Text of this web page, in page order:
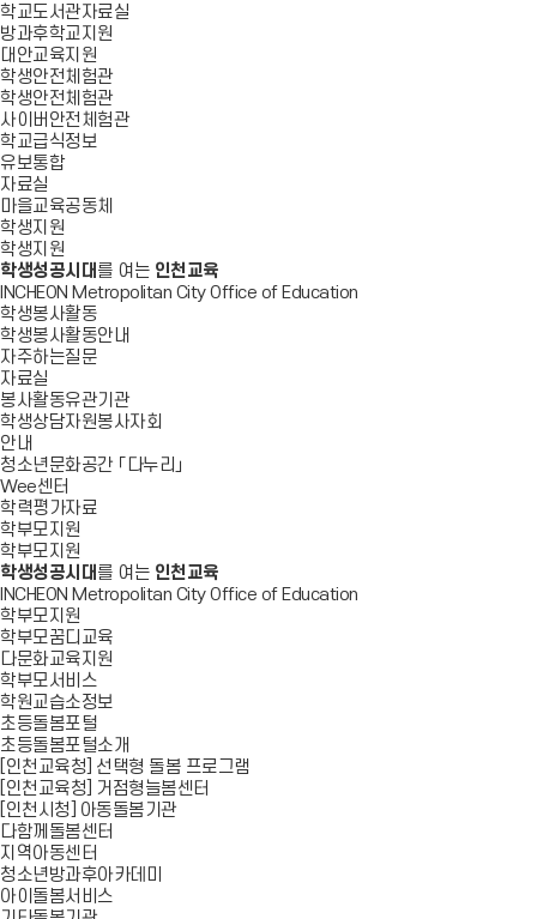
학교도서관자료실
방과후학교지원
대안교육지원
학생안전체험관
학생안전체험관
사이버안전체험관
학교급식정보
유보통합
자료실
마을교육공동체
학생지원
학생지원
학생성공시대 를 여는 인천교육
INCHEON Metropolitan City Office of Education
학생봉사활동
학생봉사활동안내
자주하는질문
자료실
봉사활동유관기관
학생상담자원봉사자회
안내
청소년문화공간 「다누리」
Wee센터
학력평가자료
학부모지원
학부모지원
학생성공시대 를 여는 인천교육
INCHEON Metropolitan City Office of Education
학부모지원
학부모꿈디교육
다문화교육지원
학부모서비스
학원교습소정보
초등돌봄포털
초등돌봄포털소개
[인천교육청] 선택형 돌봄 프로그램
[인천교육청] 거점형늘봄센터
[인천시청] 아동돌봄기관
다함께돌봄센터
지역아동센터
청소년방과후아카데미
아이돌봄서비스